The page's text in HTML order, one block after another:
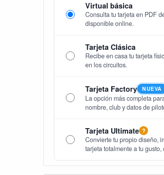
Virtual básica
Consulta tu tarjeta en PDF
disponible online.
Tarjeta Clásica
Recibe en casa tu tarjeta
en los circuitos.
Tarjeta Factory NUEVA
La opción más completa
nombre, club y datos de
Tarjeta Ultimate ?
Convierte tu propio diseño,
tarjeta totalmente a tu